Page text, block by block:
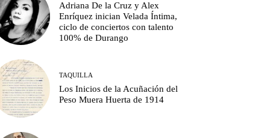
Adriana De la Cruz y Alex
Enríquez inician Velada Íntima,
ciclo de conciertos con talento
100% de Durango
TAQUILLA
Los Inicios de la Acuñación del
Peso Muera Huerta de 1914